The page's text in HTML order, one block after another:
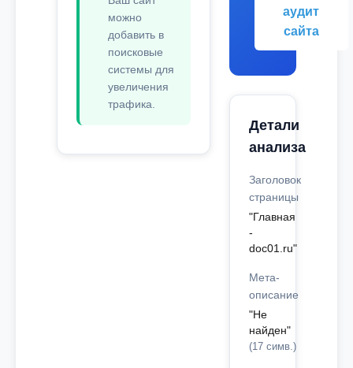
можно
добавить в
поисковые
системы для
увеличения
трафика.
аудит
сайта
Детали
анализа
Заголовок
страницы
"Главная
-
doc01.ru"
Мета-
описание
"Не
найден"
(17 симв.)